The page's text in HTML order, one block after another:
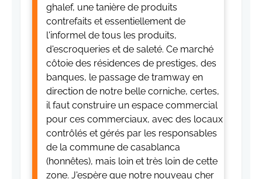
ghalef, une tanière de produits
contrefaits et essentiellement de
l'informel de tous les produits,
d'escroqueries et de saleté. Ce marché
côtoie des résidences de prestiges, des
banques, le passage de tramway en
direction de notre belle corniche, certes,
il faut construire un espace commercial
pour ces commerciaux, avec des locaux
contrôlés et gérés par les responsables
de la commune de casablanca
(honnêtes), mais loin et très loin de cette
zone. J'espère que notre nouveau cher